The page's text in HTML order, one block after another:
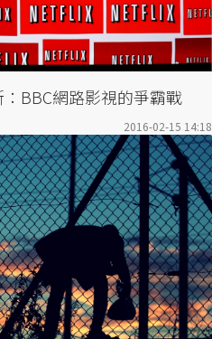
BBC網路影視的爭霸戰
2016-02-15 14:18